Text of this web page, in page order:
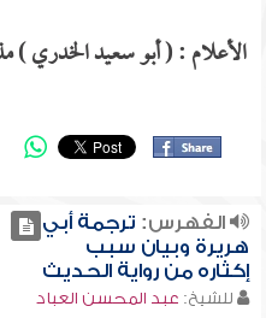
الأعلام : ( أبو سعيد الخدري )
الفهرس: ترجمة أبي
هريرة وبيان سبب
إكثاره من رواية الحديث
للشيخ: عبد المحسن العباد